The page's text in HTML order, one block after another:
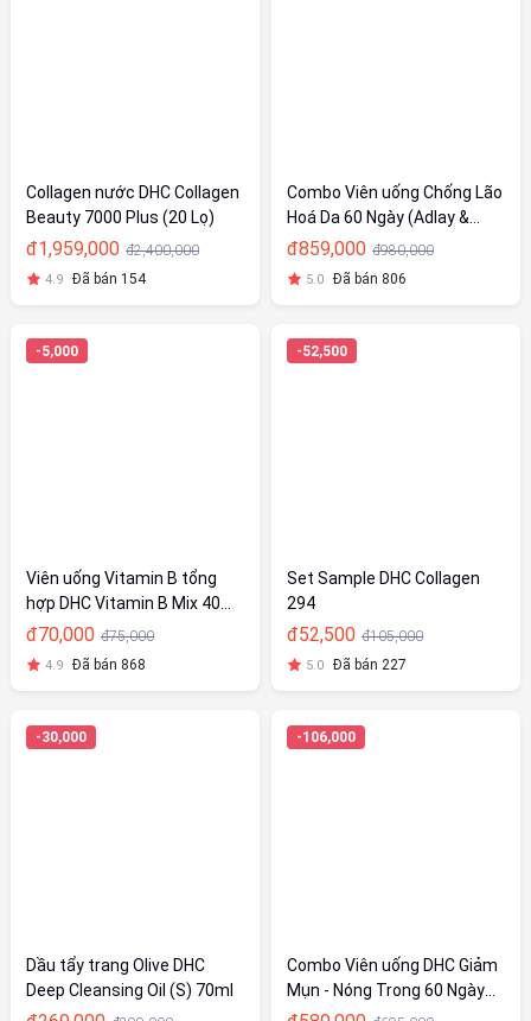
Collagen nước DHC Collagen
Beauty 7000 Plus (20 Lọ)
đ1,959,000 đ2,400,000
4.9 Đã bán 154
Combo Viên uống Chống Lão
Hoá Da 60 Ngày (Adlay &
Collagen)
đ859,000 đ980,000
5.0 Đã bán 806
-5,000
Viên uống Vitamin B tổng
hợp DHC Vitamin B Mix 40
Viên
đ70,000 đ75,000
4.9 Đã bán 868
-52,500
Set Sample DHC Collagen
294
đ52,500 đ105,000
5.0 Đã bán 227
-30,000
Dầu tẩy trang Olive DHC
Deep Cleansing Oil (S) 70ml
-106,000
Combo Viên uống DHC Giảm
Mụn - Nóng Trong 60 Ngày
(Kẽm & Rau Củ)